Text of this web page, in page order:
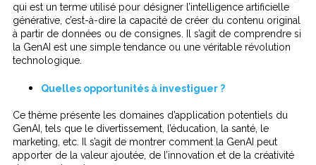
qui est un terme utilisé pour désigner l’intelligence artificielle
générative, c’est-à-dire la capacité de créer du contenu original
à partir de données ou de consignes. Il s’agit de comprendre si
la GenAI est une simple tendance ou une véritable révolution
technologique.
Quelles opportunités à investiguer ?
Ce thème présente les domaines d’application potentiels du
GenAI, tels que le divertissement, l’éducation, la santé, le
marketing, etc. Il s’agit de montrer comment la GenAI peut
apporter de la valeur ajoutée, de l’innovation et de la créativité